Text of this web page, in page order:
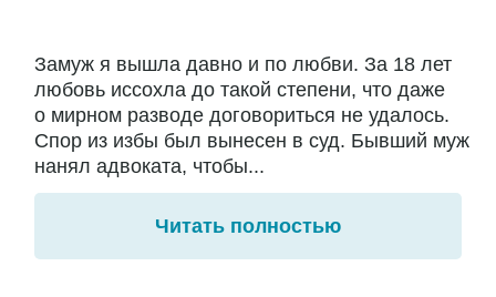
Замуж я вышла давно и по любви. За 18 лет
любовь иссохла до такой степени, что даже
о мирном разводе договориться не удалось.
Спор из избы был вынесен в суд. Бывший муж
нанял адвоката, чтобы...
Читать полностью